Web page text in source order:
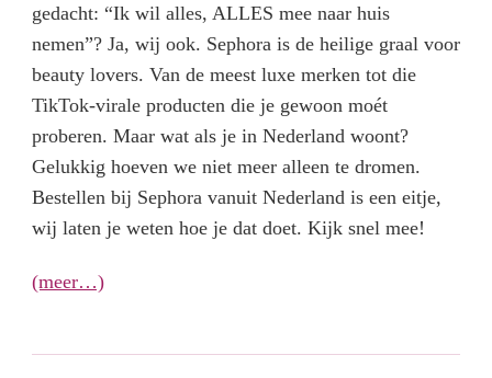
gedacht: “Ik wil alles, ALLES mee naar huis
nemen”? Ja, wij ook. Sephora is de heilige graal voor
beauty lovers. Van de meest luxe merken tot die
TikTok-virale producten die je gewoon moét
proberen. Maar wat als je in Nederland woont?
Gelukkig hoeven we niet meer alleen te dromen.
Bestellen bij Sephora vanuit Nederland is een eitje,
wij laten je weten hoe je dat doet. Kijk snel mee!
(meer…)